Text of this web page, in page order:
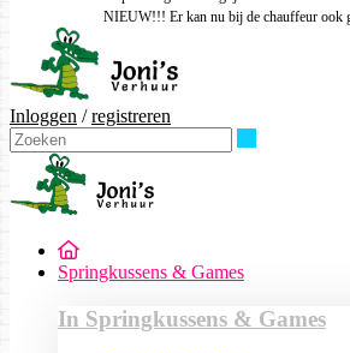
NIEUW!!! Er kan nu bij de chauffeur ook
Inloggen /registreren
Springkussens & Games
In Springkussens & Games